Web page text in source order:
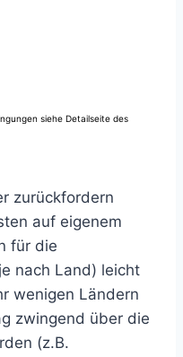
siehe Detailseite des
zurückfordern
auf eigenem
für die
nach Land) leicht
wenigen Ländern
zwingend über die
(z.B.